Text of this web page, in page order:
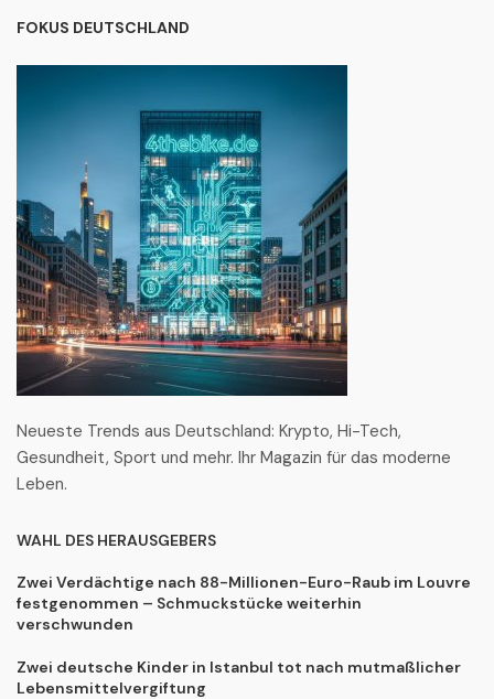
FOKUS DEUTSCHLAND
Neueste Trends aus Deutschland: Krypto, Hi-Tech,
Gesundheit, Sport und mehr. Ihr Magazin für das moderne
Leben.
WAHL DES HERAUSGEBERS
Zwei Verdächtige nach 88-Millionen-Euro-Raub im Louvre
festgenommen – Schmuckstücke weiterhin
verschwunden
Zwei deutsche Kinder in Istanbul tot nach mutmaßlicher
Lebensmittelvergiftung